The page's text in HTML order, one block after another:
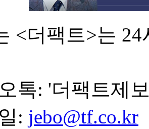
<더팩트>는
톡: '더팩트제
: jebo@tf.co.kr